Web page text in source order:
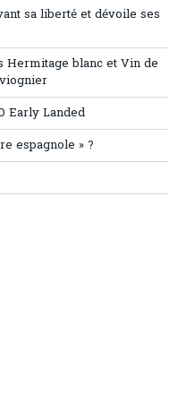
sa liberté et dévoile ses
Hermitage blanc et Vin de
Early Landed
espagnole » ?